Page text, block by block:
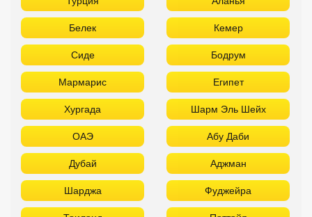
Белек Кемер
Сиде Бодрум
Мармарис Египет
Хургада Шарм Эль Шейх
ОАЭ Абу Даби
Дубай Аджман
Шарджа Фуджейра